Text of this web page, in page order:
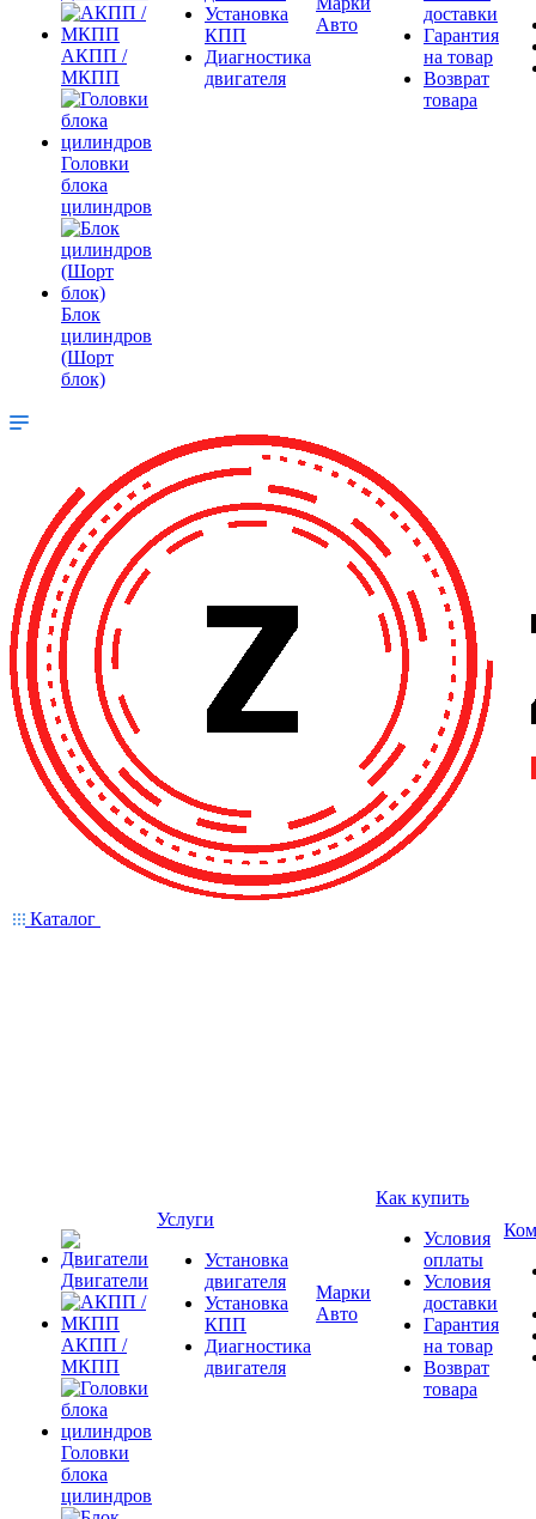
АКПП /
МКПП
Головки
блока
цилиндров
Блок
цилиндров
(Шорт
блок)
Установка
КПП
Диагностика
двигателя
Авто
доставки
Гарантия
на товар
Возврат
товара
Каталог
Двигатели
АКПП /
МКПП
Головки
блока
цилиндров
Услуги
Установка
двигателя
Установка
КПП
Диагностика
двигателя
Марки
Авто
Как купить
Условия
оплаты
Условия
доставки
Гарантия
на товар
Возврат
товара